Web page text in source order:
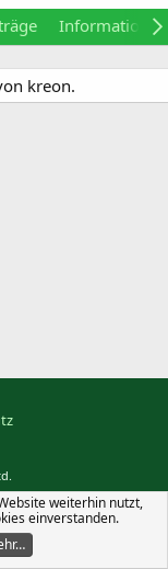
Informationen
kreon.
weiterhin nutzt,
einverstanden.